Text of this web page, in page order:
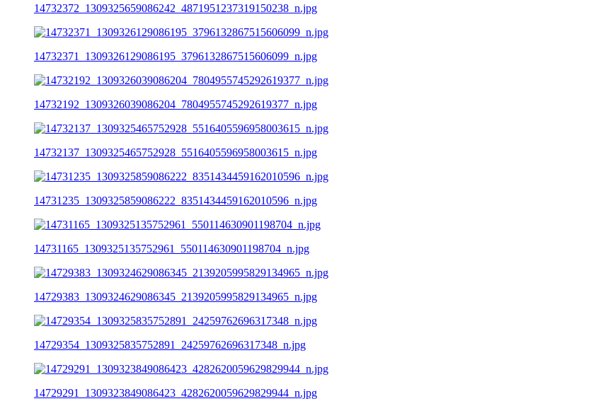
14732372_1309325659086242_4871951237319150238_n.jpg
14732371_1309326129086195_3796132867515606099_n.jpg
14732192_1309326039086204_7804955745292619377_n.jpg
14732137_1309325465752928_5516405596958003615_n.jpg
14731235_1309325859086222_8351434459162010596_n.jpg
14731165_1309325135752961_550114630901198704_n.jpg
14729383_1309324629086345_2139205995829134965_n.jpg
14729354_1309325835752891_24259762696317348_n.jpg
14729291_1309323849086423_4282620059629829944_n.jpg